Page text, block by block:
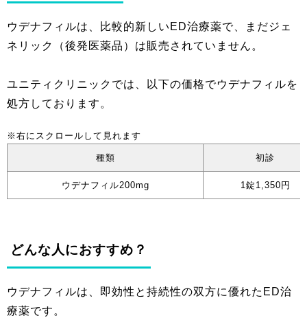
ウデナフィルは、比較的新しいED治療薬で、まだジェ
ネリック（後発医薬品）は販売されていません。
ユニティクリニックでは、以下の価格でウデナフィルを
処方しております。
種類 初診
ウデナフィル200mg 1錠1,350円
どんな人におすすめ？
ウデナフィルは、即効性と持続性の双方に優れたED治
療薬です。